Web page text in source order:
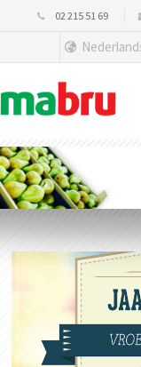
02 215 51 69